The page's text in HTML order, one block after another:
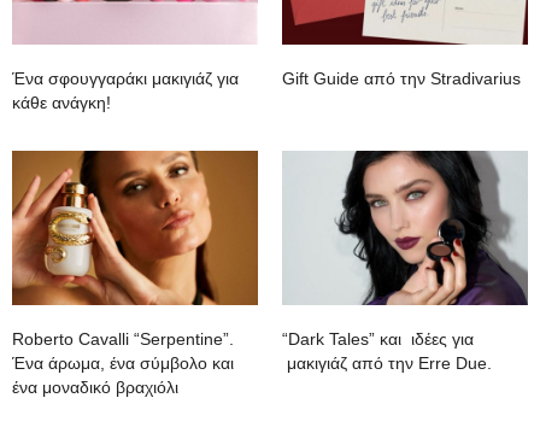
Ένα σφουγγαράκι μακιγιάζ για
κάθε ανάγκη!
Gift Guide από την Stradivarius
Roberto Cavalli “Serpentine”.
Ένα άρωμα, ένα σύμβολο και
ένα μοναδικό βραχιόλι
“Dark Tales” και ιδέες για
μακιγιάζ από την Erre Due.